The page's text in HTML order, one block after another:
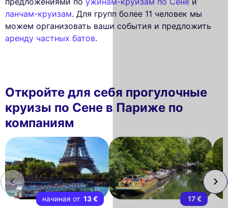
ланчам-круизам. Для групп более 11 человек мы
можем организовать ваши события и предложить
аренду частных батов.
Откройте для себя прогулочные
круизы по Сене в Париже по
компаниям
начиная от 13 € 17 €